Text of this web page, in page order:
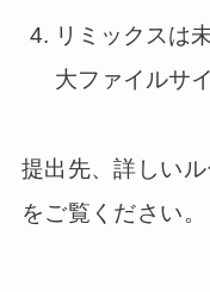
リミックスは
大ファイルサ
提出先、詳しい
をご覧ください。